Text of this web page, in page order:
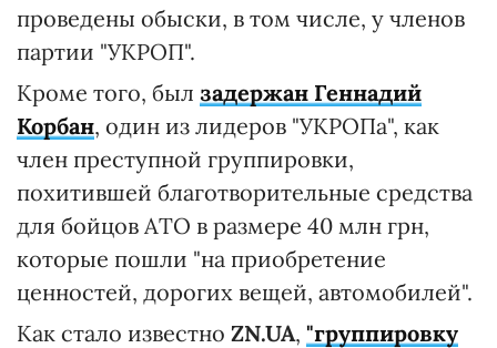
проведены обыски, в том числе, у членов
партии "УКРОП".
Кроме того, был задержан Геннадий
Корбан, один из лидеров "УКРОПа", как
член преступной группировки,
похитившей благотворительные средства
для бойцов АТО в размере 40 млн грн,
которые пошли "на приобретение
ценностей, дорогих вещей, автомобилей".
Как стало известно ZN.UA, "группировку